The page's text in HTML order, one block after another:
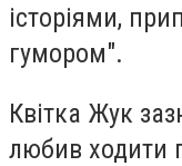
історіями,
гумором".
Квітка Жук
любив ходити